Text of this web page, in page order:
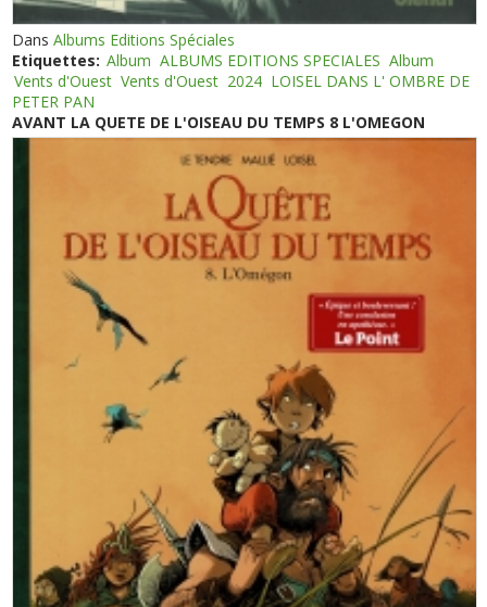
DansAlbums Editions Spéciales
Etiquettes: Album ALBUMS EDITIONS SPECIALES Album
Vents d'Ouest Vents d'Ouest 2024 LOISEL DANS L' OMBRE DE
PETER PAN
AVANT LA QUETE DE L'OISEAU DU TEMPS 8 L'OMEGON